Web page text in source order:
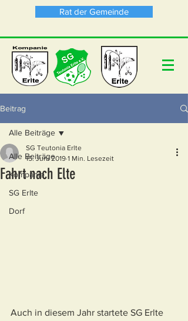
Rat der Gemeinde
Beitrag
Alle Beiträge
Kompanie
SG Erlte
Dorf
Alle Beiträge
Fahrt nach Elte
SG Teutonia Erlte
15. Juni 2019 1 Min. Lesezeit
Auch in diesem Jahr startete SG Erlte